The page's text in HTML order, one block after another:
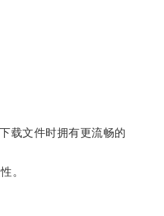
载文件时拥有更流畅的
。